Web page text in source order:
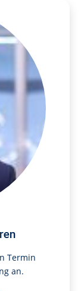
Termin
an.